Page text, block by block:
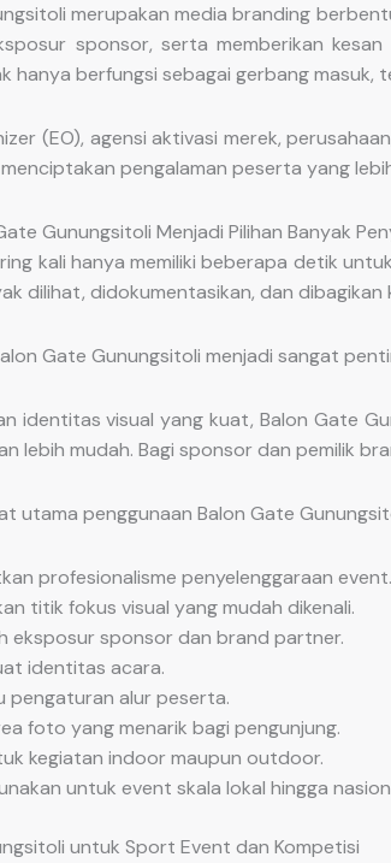
merupakan media branding
sponsor, serta memberikan
hanya berfungsi sebagai gerbang
(EO), agensi aktivasi merek,
pengalaman peserta yang
Gunungsitoli Menjadi Pilihan Banyak
kali hanya memiliki beberapa detik
dilihat, didokumentasikan, dan dibagikan
Gate Gunungsitoli menjadi sangat
identitas visual yang kuat, Balon Gate
lebih mudah. Bagi sponsor dan pemilik
utama penggunaan Balon Gate
profesionalisme penyelenggaraan event.
titik fokus visual yang mudah dikenali.
eksposur sponsor dan brand partner.
identitas acara.
pengaturan alur peserta.
foto yang menarik bagi pengunjung.
kegiatan indoor maupun outdoor.
untuk event skala lokal hingga
untuk Sport Event dan Kompetisi